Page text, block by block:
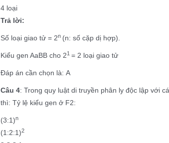
4 loại
Trả lời:
Số loại giao tử = 2n (n: số cặp dị hợp).
Kiểu gen AaBB cho 21 = 2 loại giao tử
Đáp án cần chọn là: A
Câu 4: Trong quy luật di truyền phân ly độc lập với
thì: Tỷ lệ kiểu gen ở F2:
(3:1)n
(1:2:1)2